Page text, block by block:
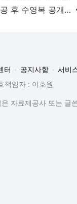
‘-9kg’ 랄랄, 다이어트 성공 후 수영복 공개 “빠른 시간에 돼지로…”
터 공지사항
서비
책임자 : 이호원
자료제공사 또는 글